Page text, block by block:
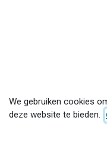
We gebruiken cookies
deze website te bieden.